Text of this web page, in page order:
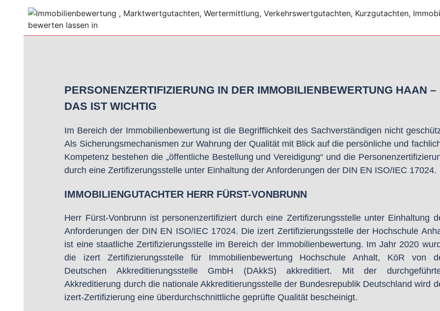
PERSONENZERTIFIZIERUNG IN DER IMMOBILIENBEWERTUNG HAAN –
DAS IST WICHTIG
Im Bereich der Immobilienbewertung ist die Begrifflichkeit des Sachverständigen nicht
Als Sicherungsmechanismen zur Wahrung der Qualität mit Blick auf die persönliche und
Kompetenz bestehen die „öffentliche Bestellung und Vereidigung“ und die
durch eine Zertifizerungsstelle unter Einhaltung der Anforderungen der DIN EN ISO/IEC 17024.
IMMOBILIENGUTACHTER HERR FÜRST-VONBRUNN
Herr Fürst-Vonbrunn ist personenzertifiziert durch eine Zertifizerungsstelle unter Einhaltung
Anforderungen der DIN EN ISO/IEC 17024. Die izert Zertifizierungsstelle der Hochschule
ist eine staatliche Zertifizierungsstelle im Bereich der Immobilienbewertung. Im Jahr 2020
die izert Zertifizierungsstelle für Immobilienbewertung Hochschule Anhalt, KöR von
Deutschen Akkreditierungsstelle GmbH (DAkkS) akkreditiert. Mit der
Akkreditierung durch die nationale Akkreditierungsstelle der Bundesrepublik Deutschland wird
izert-Zertifizierung eine überdurchschnittliche geprüfte Qualität bescheinigt.